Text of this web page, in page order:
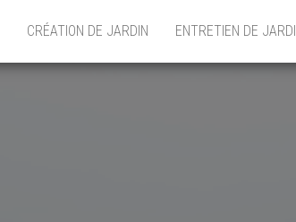
CRÉATION DE JARDIN ENTRETIEN DE